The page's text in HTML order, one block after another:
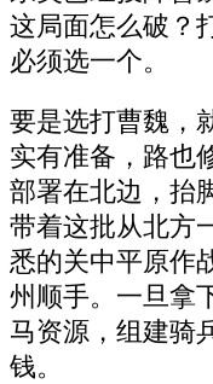
这局面怎么破？
必须选一个。
要是选打曹魏，
实有准备，路也
部署在北边，抬
带着这批从北方
悉的关中平原作
州顺手。一旦拿
马资源，组建骑
钱。